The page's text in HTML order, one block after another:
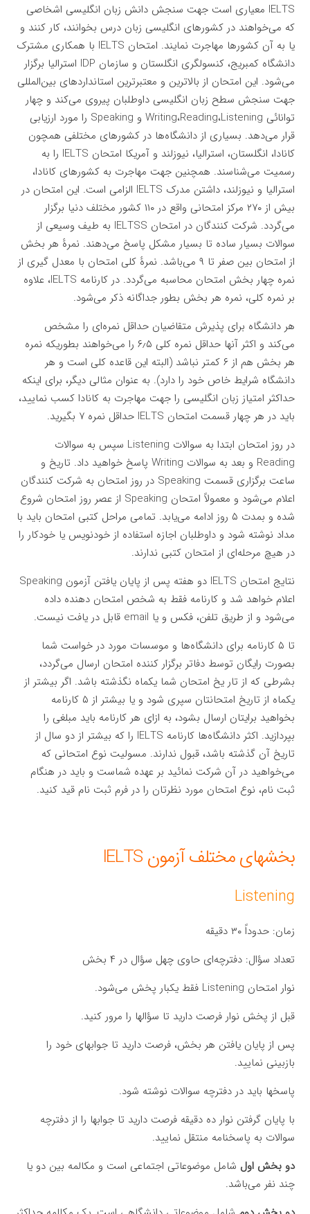
IELTS معیاری است جهت سنجش دانش زبان انگلیسی اشخاصی
که می‌خواهند در کشورهای انگلیسی زبان درس بخوانند، کار کنند و
یا به آن کشورها مهاجرت نمایند. امتحان IELTS با همکاری مشترک
دانشگاه کمبریج، کنسولگری انگلستان و سازمان IDP استرالیا برگزار
می‌شود. این امتحان از بالاترین و معتبرترین استانداردهای بین‌المللی
جهت سنجش سطح زبان انگلیسی داوطلبان پیروی می‌کند و چهار
توانائی Writing،Reading،Listening و Speaking را مورد ارزیابی
قرار می‌دهد. بسیاری از دانشگاه‌ها در کشورهای مختلفی همچون
کانادا، انگلستان، استرالیا، نیوزلند و آمریکا امتحان IELTS را به
رسمیت می‌شناسند. همچنین جهت مهاجرت به کشورهای کانادا،
استرالیا و نیوزلند، داشتن مدرک IELTS الزامی است. این امتحان در
بیش از ۲۷۰ مرکز امتحانی واقع در ۱۱۰ کشور مختلف دنیا برگزار
می‌گردد. شرکت کنندگان در امتحان IELTSS به طیف وسیعی از
سوالات بسیار ساده تا بسیار مشکل پاسخ می‌دهند. نمرهٔ هر بخش
از امتحان بین صفر تا ۹ می‌باشد. نمرهٔ کلی امتحان با معدل گیری از
نمره چهار بخش امتحان محاسبه می‌گردد. در کارنامه IELTS، علاوه
بر نمره کلی، نمره هر بخش بطور جداگانه ذکر می‌شود.
هر دانشگاه برای پذیرش متقاضیان حداقل نمره‌ای را مشخص
می‌کند و اکثر آنها حداقل نمره کلی ۶٫۵ را می‌خواهند بطوریکه نمره
هر بخش هم از ۶ کمتر نباشد (البته این قاعده کلی است و هر
دانشگاه شرایط خاص خود را دارد). به عنوان مثالی دیگر، برای اینکه
حداکثر امتیاز زبان انگلیسی را جهت مهاجرت به کانادا کسب نمایید،
باید در هر چهار قسمت امتحان IELTS حداقل نمره ۷ بگیرید.
در روز امتحان ابتدا به سوالات Listening سپس به سوالات
Reading و بعد به سوالات Writing پاسخ خواهید داد. تاریخ و
ساعت برگزاری قسمت Speaking در روز امتحان به شرکت کنندگان
اعلام می‌شود و معمولاً امتحان Speaking از عصر روز امتحان شروع
شده و بمدت ۵ روز ادامه می‌یابد. تمامی مراحل کتبی امتحان باید با
مداد نوشته شود و داوطلبان اجازه استفاده از خودنویس یا خودکار را
در هیچ مرحله‌ای از امتحان کتبی ندارند.
نتایج امتحان IELTS دو هفته پس از پایان یافتن آزمون Speaking
اعلام خواهد شد و کارنامه فقط به شخص امتحان دهنده داده
می‌شود و از طریق تلفن، فکس و یا email قابل در یافت نیست.
تا ۵ کارنامه برای دانشگاه‌ها و موسسات مورد در خواست شما
بصورت رایگان توسط دفاتر برگزار کننده امتحان ارسال می‌گردد،
بشرطی که از تار یخ امتحان شما یکماه نگذشته باشد. اگر بیشتر از
یکماه از تاریخ امتحانتان سپری شود و یا بیشتر از ۵ کارنامه
بخواهید برایتان ارسال بشود، به ازای هر کارنامه باید مبلغی را
بپردازید. اکثر دانشگاه‌ها کارنامه IELTS را که بیشتر از دو سال از
تاریخ آن گذشته باشد، قبول ندارند. مسولیت نوع امتحانی که
می‌خواهید در آن شرکت نمائید بر عهده شماست و باید در هنگام
ثبت نام، نوع امتحان مورد نظرتان را در فرم ثبت نام قید کنید.
بخشهای مختلف آزمون IELTS
Listening
زمان: حدوداً ۳۰ دقیقه
تعداد سؤال: دفترچه‌ای حاوی چهل سؤال در ۴ بخش
نوار امتحان Listening فقط یکبار پخش می‌شود.
قبل از پخش نوار فرصت دارید تا سؤالها را مرور کنید.
پس از پایان یافتن هر بخش، فرصت دارید تا جوابهای خود را
بازبینی نمایید.
پاسخها باید در دفترچه سوالات نوشته شود.
با پایان گرفتن نوار ده دقیقه فرصت دارید تا جوابها را از دفترچه
سوالات به پاسخنامه منتقل نمایید.
دو بخش اول شامل موضوعاتی اجتماعی است و مکالمه بین دو یا
چند نفر می‌باشد.